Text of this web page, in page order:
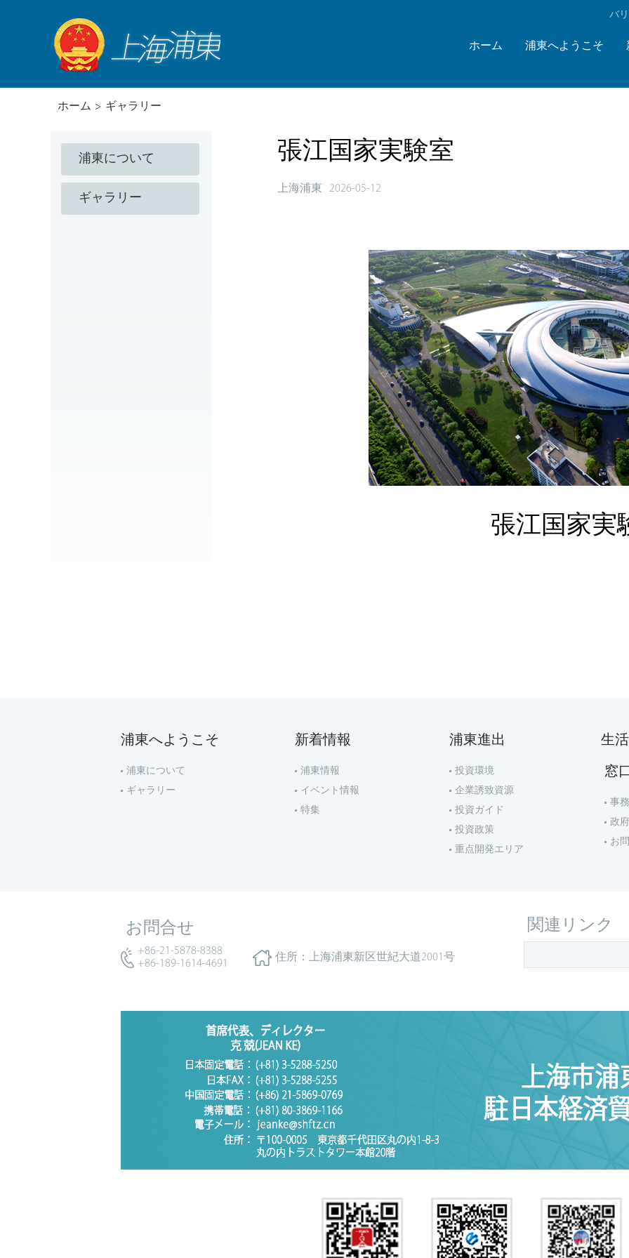
バ
ホーム 浦東へようこそ
ホーム > ギャラリー
浦東について
ギャラリー
張江国家実験室
上海浦東 2026-05-12
張江国家実
浦東へようこそ
浦東について
ギャラリー
新着情報
浦東情報
イベント情報
特集
浦東進出
投資環境
企業誘致資源
投資ガイド
投資政策
重点開発エリア
生
窓
事
政
お
お問合せ
+86-21-5878-8388
+86-189-1614-4691
住所：上海浦東新区世紀大道2001号
関連リンク